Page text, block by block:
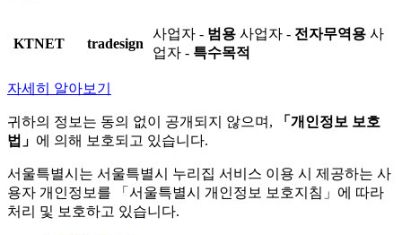
KTNET tradesign
사업자 - 범용 사업자 - 전자무역용 사
업자 - 특수목적
자세히 알아보기
귀하의 정보는 동의 없이 공개되지 않으며,
「개인정보 보호
법」 에 의해 보호되고 있습니다.
서울특별시는 서울특별시 누리집 서비스 이용 시 제공하는 사
용자 개인정보를 「서울특별시 개인정보 보호지침」에 따라
처리 및 보호하고 있습니다.